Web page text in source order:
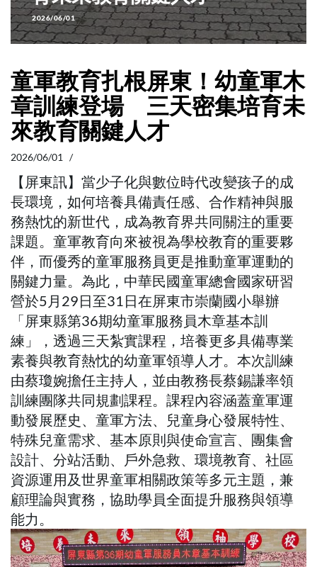
2026/06/01
童軍教育扎根屏東！幼童軍木
章訓練登場 三天密集培育未
來教育關鍵人才
2026/06/01 /
【屏東訊】當少子化與數位時代改變孩子的成
長環境，如何培養具備責任感、合作精神與服
務熱忱的新世代，成為教育界共同關注的重要
課題。童軍教育向來被視為學校教育的重要夥
伴，而優秀的童軍服務員更是推動童軍運動的
關鍵力量。為此，中華民國童軍總會國家研習
營於5月29日至31日在屏東市崇蘭國小舉辦
「屏東縣第36期幼童軍服務員木章基本訓
練」，透過三天紮實課程，培養更多具備專業
素養與教育熱忱的幼童軍領導人才。本次訓練
由蔡瓊婉擔任主持人，並由教務長蔡錫謙率領
訓練團隊共同規劃課程。課程內容涵蓋童軍運
動發展歷史、童軍方法、兒童身心發展特性、
特殊兒童需求、基本原則與使命宣言、團集會
設計、分站活動、戶外急救、環境教育、社區
資源運用及世界童軍相關政策等多元主題，兼
顧理論與實務，協助學員全面提升服務與領導
能力。